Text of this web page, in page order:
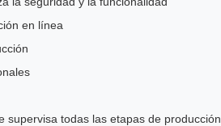
en línea
supervisa todas las etapas de producción